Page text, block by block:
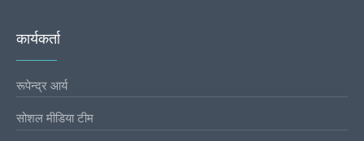
कार्यकर्ता
रूपेन्द्र आर्य
सोशल मीडिया टीम